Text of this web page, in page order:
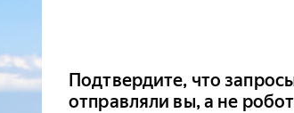
Подтвердите, что
отправляли вы, а не робот